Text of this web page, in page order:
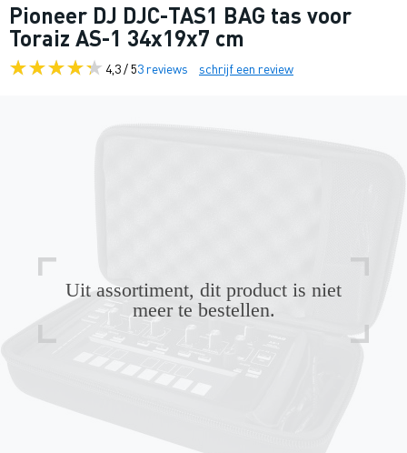
Pioneer DJ DJC-TAS1 BAG tas voor
Toraiz AS-1 34x19x7 cm
4,3 / 53 reviews schrijf een review
Uit assortiment, dit product is niet
meer te bestellen.